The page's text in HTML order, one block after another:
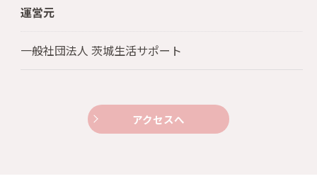
運営元
一般社団法人 茨城生活サポート
アクセスへ